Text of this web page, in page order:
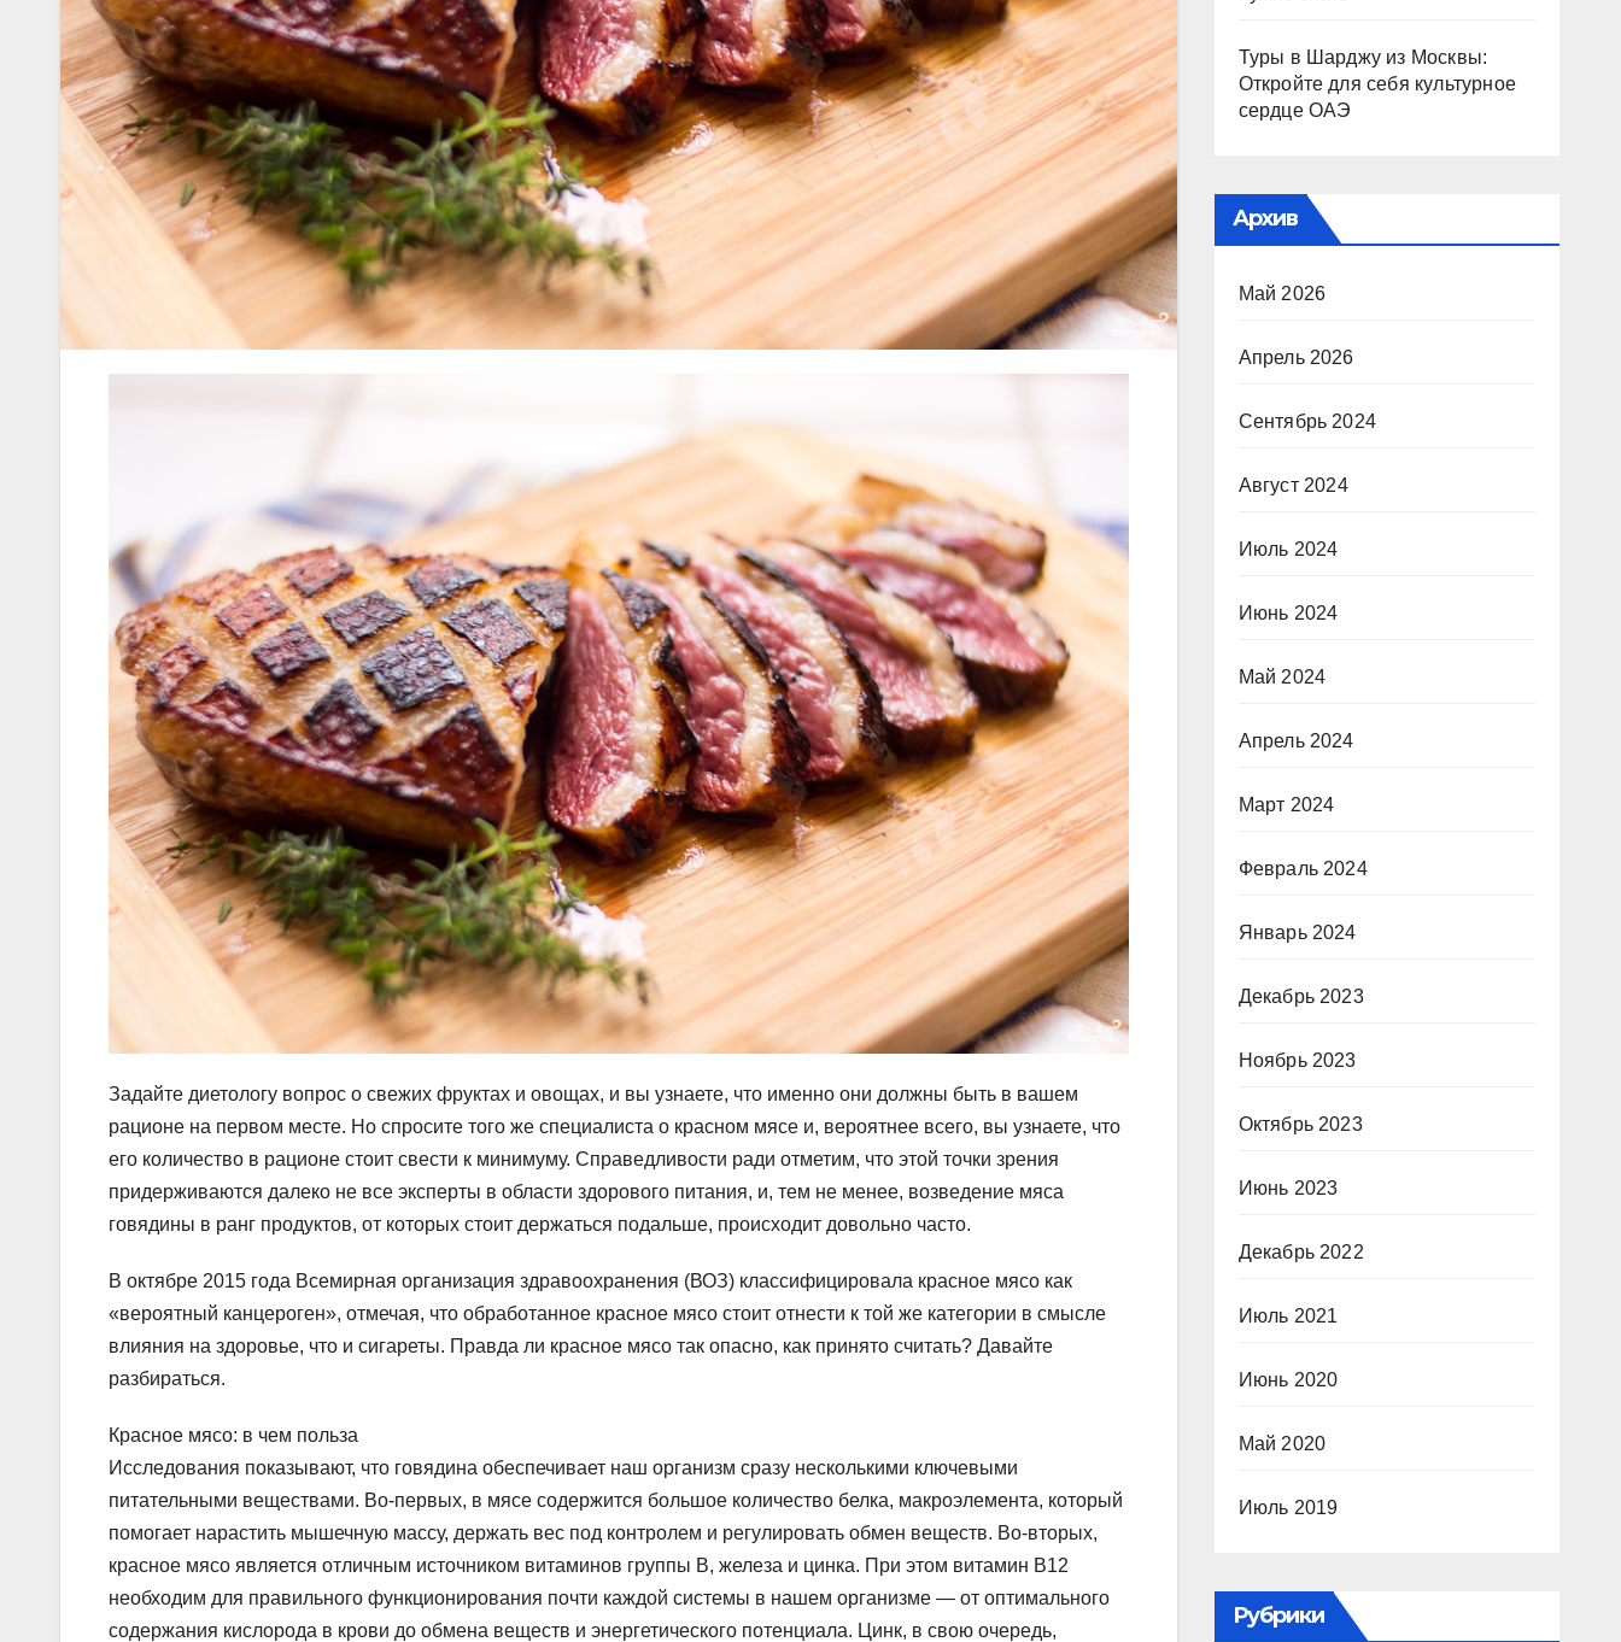
Задайте диетологу вопрос о свежих фруктах и овощах, и вы узнаете, что именно они должны быть в вашем
рационе на первом месте. Но спросите того же специалиста о красном мясе и, вероятнее всего, вы узнаете, что
его количество в рационе стоит свести к минимуму. Справедливости ради отметим, что этой точки зрения
придерживаются далеко не все эксперты в области здорового питания, и, тем не менее, возведение мяса
говядины в ранг продуктов, от которых стоит держаться подальше, происходит довольно часто.
В октябре 2015 года Всемирная организация здравоохранения (ВОЗ) классифицировала красное мясо как
«вероятный канцероген», отмечая, что обработанное красное мясо стоит отнести к той же категории в смысле
влияния на здоровье, что и сигареты. Правда ли красное мясо так опасно, как принято считать? Давайте
разбираться.
Красное мясо: в чем польза
Исследования показывают, что говядина обеспечивает наш организм сразу несколькими ключевыми
питательными веществами. Во-первых, в мясе содержится большое количество белка, макроэлемента, который
помогает нарастить мышечную массу, держать вес под контролем и регулировать обмен веществ. Во-вторых,
красное мясо является отличным источником витаминов группы В, железа и цинка. При этом витамин В12
необходим для правильного функционирования почти каждой системы в нашем организме — от оптимального
содержания кислорода в крови до обмена веществ и энергетического потенциала. Цинк, в свою очередь,
Туры в Шарджу из Москвы:
Откройте для себя культурное
сердце ОАЭ
Архив
Май 2026
Апрель 2026
Сентябрь 2024
Август 2024
Июль 2024
Июнь 2024
Май 2024
Апрель 2024
Март 2024
Февраль 2024
Январь 2024
Декабрь 2023
Ноябрь 2023
Октябрь 2023
Июнь 2023
Декабрь 2022
Июль 2021
Июнь 2020
Май 2020
Июль 2019
Рубрики